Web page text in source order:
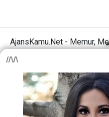
AjansKamu.Net - Memur,
Anasayfa Künye
Sitene Ekle
MEB